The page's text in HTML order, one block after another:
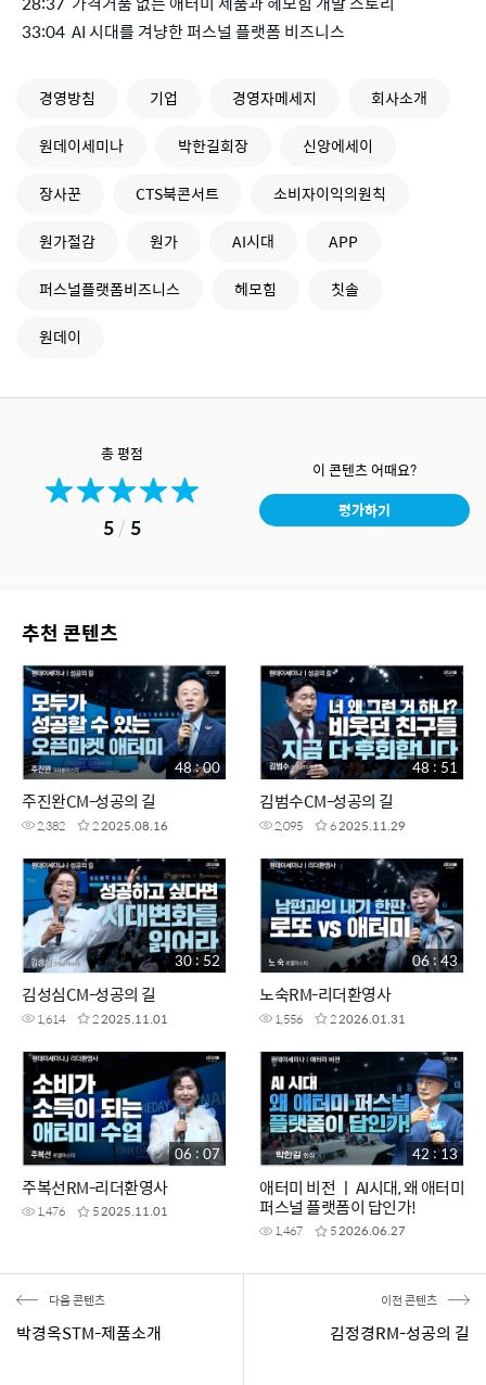
33:04 AI 시대를 겨냥한 퍼스널 플랫폼 비즈니스
경영방침 기업 경영자메세지
회사소개
원데이세미나
박한길회장
신앙에세이
장사꾼
CTS북콘서트
소비자이익의원칙
원가절감
원가 AI시대
APP
퍼스널플랫폼비즈니스
헤모힘
칫솔
원데이
총 평점
5/ 5
이 콘텐츠 어때요?
평가하기
추천 콘텐츠
주진완CM-성공의 길
2,382 22025.08.16
48 : 00
김범수CM-성공의 길
2,095 62025.11.29
48 : 51
김성심CM-성공의 길
1,614 22025.11.01
30 : 52
노숙RM-리더환영사
1,556 22026.01.31
06 : 43
주복선RM-리더환영사
1,476 52025.11.01
06 : 07
애터미 비전 ㅣ AI시대, 왜 애터미
퍼스널 플랫폼이 답인가!
1,467 52026.06.27
42 : 13
다음 콘텐츠
박경옥STM-제품소개
이전 콘텐츠
김정경RM-성공의 길